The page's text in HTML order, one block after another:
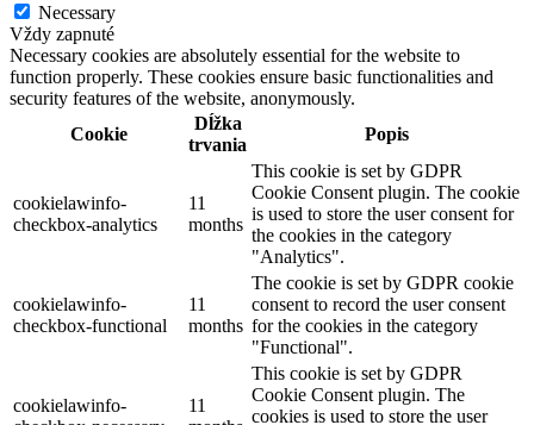
Necessary
Vždy zapnuté
Necessary cookies are absolutely essential for the website to
function properly. These cookies ensure basic functionalities and
security features of the website, anonymously.
Cookie
Dĺžka
trvania
Popis
cookielawinfo-
checkbox-analytics
11
months
This cookie is set by GDPR
Cookie Consent plugin. The cookie
is used to store the user consent for
the cookies in the category
"Analytics".
cookielawinfo-
checkbox-functional
11
months
The cookie is set by GDPR cookie
consent to record the user consent
for the cookies in the category
"Functional".
cookielawinfo-
11
This cookie is set by GDPR
Cookie Consent plugin. The
cookies is used to store the user